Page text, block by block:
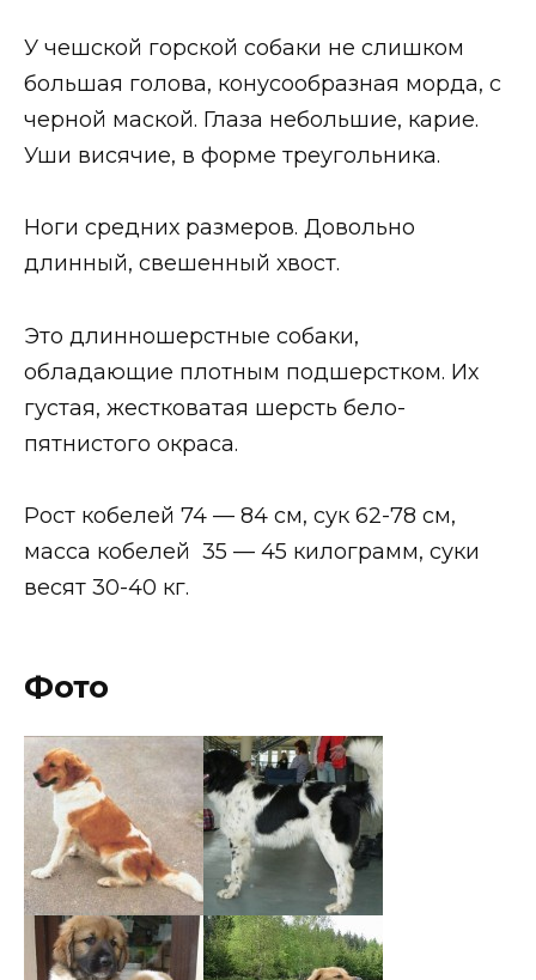
У чешской горской собаки не слишком
большая голова, конусообразная морда, с
черной маской. Глаза небольшие, карие.
Уши висячие, в форме треугольника.
Ноги средних размеров. Довольно
длинный, свешенный хвост.
Это длинношерстные собаки,
обладающие плотным подшерстком. Их
густая, жестковатая шерсть бело-
пятнистого окраса.
Рост кобелей 74 — 84 см, сук 62-78 см,
масса кобелей 35 — 45 килограмм, суки
весят 30-40 кг.
Фото